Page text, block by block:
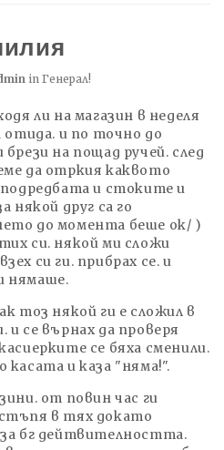
in Генерал!
ли на магазин в неделя
отида. и по точно до
на пощад ручей. след
да отркия каквото
и стоките и
някой друг са го
до момента беше ок/ )
си. някой ми сложи
си ги. прибрах се. и
нямаше.
тоз някой ги е сложил в
и се върнах да проверя
се бяха сменили.
касата и каза "няма!".
от повин час ги
в тях докато
бг дейтвителността.